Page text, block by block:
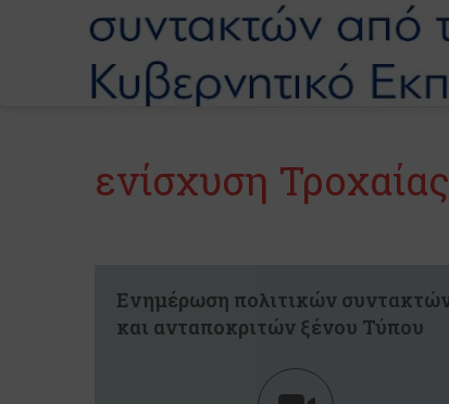
ενίσχυση Τροχαίας
Ενημέρωση πολιτικών
και ανταποκριτών ξένου Τύπου